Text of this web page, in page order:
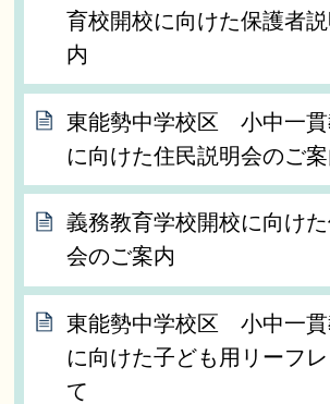
育校開校に向けた保護者
内
東能勢中学校区 小中一貫
に向けた住民説明会のご
義務教育学校開校に向け
会のご案内
東能勢中学校区 小中一貫
に向けた子ども用リーフ
て